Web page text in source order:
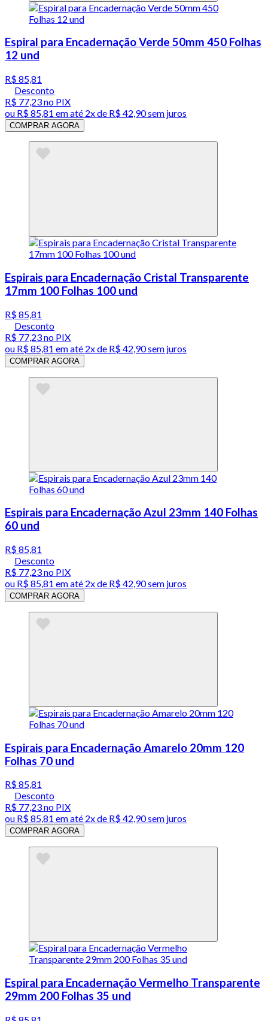
Espiral para Encadernação Verde 50mm 450 Folhas
12 und
R$ 85,81
Desconto
R$ 77,23no PIX
ou R$ 85,81 em até 2x de R$ 42,90 sem juros
COMPRAR AGORA
Espirais para Encadernação Cristal Transparente
17mm 100 Folhas 100 und
R$ 85,81
Desconto
R$ 77,23no PIX
ou R$ 85,81 em até 2x de R$ 42,90 sem juros
COMPRAR AGORA
Espirais para Encadernação Azul 23mm 140 Folhas
60 und
R$ 85,81
Desconto
R$ 77,23no PIX
ou R$ 85,81 em até 2x de R$ 42,90 sem juros
COMPRAR AGORA
Espirais para Encadernação Amarelo 20mm 120
Folhas 70 und
R$ 85,81
Desconto
R$ 77,23no PIX
ou R$ 85,81 em até 2x de R$ 42,90 sem juros
COMPRAR AGORA
Espiral para Encadernação Vermelho Transparente
29mm 200 Folhas 35 und